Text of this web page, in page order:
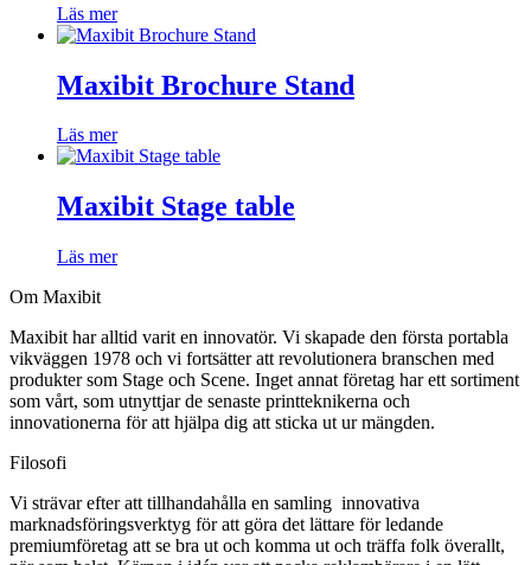
Läs mer
Maxibit Brochure Stand
Läs mer
Maxibit Stage table
Läs mer
Om Maxibit
Maxibit har alltid varit en innovatör. Vi skapade den första portabla
vikväggen 1978 och vi fortsätter att revolutionera branschen med
produkter som Stage och Scene. Inget annat företag har ett sortiment
som vårt, som utnyttjar de senaste printteknikerna och
innovationerna för att hjälpa dig att sticka ut ur mängden.
Filosofi
Vi strävar efter att tillhandahålla en samling innovativa
marknadsföringsverktyg för att göra det lättare för ledande
premiumföretag att se bra ut och komma ut och träffa folk överallt,